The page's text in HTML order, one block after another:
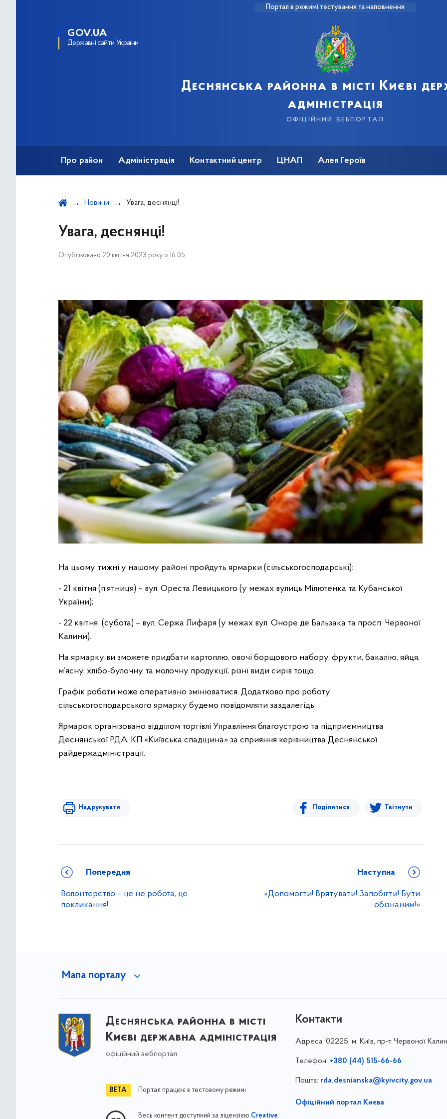
Портал в режимі тестування та наповнення
GOV.UA
Державні сайти України
Деснянська районна в місті Києві
адміністрація
офіційний вебпортал
Про район Адміністрація Контактний центр ЦНАП Алея Героїв
Новини Увага, деснянці!
Увага, деснянці!
Опубліковано 20 квітня 2023 року о 16:05
На цьому тижні у нашому районі пройдуть ярмарки (сільськогосподарські):
- 21 квітня (п’ятниця) – вул. Ореста Левицького (у межах вулиць Мілютенка та Кубанської
України);
- 22 квітня (субота) – вул. Сержа Лифаря (у межах вул. Оноре де Бальзака та просп. Червоної
Калини).
На ярмарку ви зможете придбати картоплю, овочі борщового набору, фрукти, бакалію, яйця,
м’ясну, хлібо-булочну та молочну продукції, різні види сирів тощо.
Графік роботи може оперативно змінюватися. Додатково про роботу
сільськогосподарського ярмарку будемо повідомляти заздалегідь.
Ярмарок організовано відділом торгівлі Управління благоустрою та підприємництва
Деснянської РДА, КП «Київська спадщина» за сприяння керівництва Деснянської
райдержадміністрації.
Надрукувати Поділитися Твітнути
Попередня
Волонтерство – це не робота, це
покликання!
Наступна
«Допомогти! Врятувати! Запобігти! Бути
обізнаним!»
Мапа порталу
Деснянська районна в місті
Києві державна адміністрація
офіційний вебпортал
Портал працює в тестовому режимі
Весь контент доступний за ліцензією Creative
Контакти
Адреса: 02225, м. Київ, пр-т Червоної
Телефон: +380 (44) 515-66-66
Пошта: rda.desnianska@kyivcity.gov.ua
Офіційний портал Києва